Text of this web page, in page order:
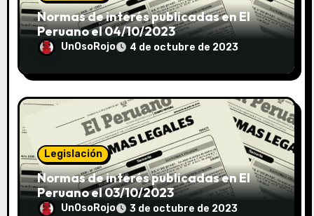
Normas de interés publicadas en El
Peruano el 04/10/2023
UnOsoRojo 4 de octubre de 2023
Legislación
Normas de interés publicadas en El
Peruano el 03/10/2023
UnOsoRojo 3 de octubre de 2023